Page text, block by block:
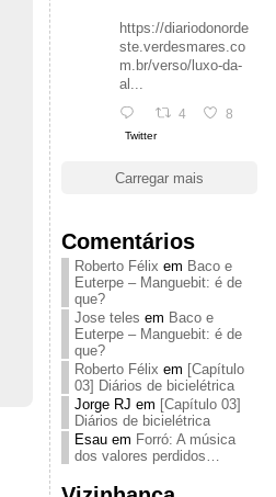
https://diariodonorde
ste.verdesmares.co
m.br/verso/luxo-da-
al...
4 8
Twitter
Carregar mais
Comentários
Roberto Félix em Baco e
Euterpe – Manguebit: é de
que?
Jose teles em Baco e
Euterpe – Manguebit: é de
que?
Roberto Félix em [Capítulo
03] Diários de bicielétrica
Jorge RJ em [Capítulo 03]
Diários de bicielétrica
Esauem Forró: A música
dos valores perdidos…